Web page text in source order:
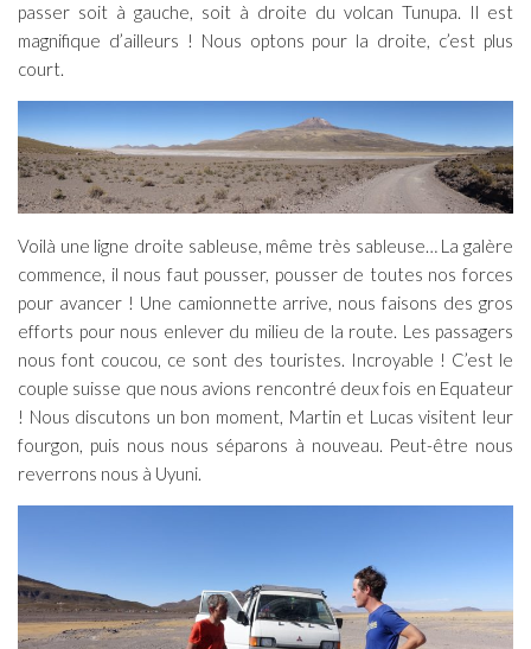
passer soit à gauche, soit à droite du volcan Tunupa. Il est
magnifique d’ailleurs ! Nous optons pour la droite, c’est plus
court.
Voilà une ligne droite sableuse, même très sableuse… La galère
commence, il nous faut pousser, pousser de toutes nos forces
pour avancer ! Une camionnette arrive, nous faisons des gros
efforts pour nous enlever du milieu de la route. Les passagers
nous font coucou, ce sont des touristes. Incroyable ! C’est le
couple suisse que nous avions rencontré deux fois en Equateur
! Nous discutons un bon moment, Martin et Lucas visitent leur
fourgon, puis nous nous séparons à nouveau. Peut-être nous
reverrons nous à Uyuni.